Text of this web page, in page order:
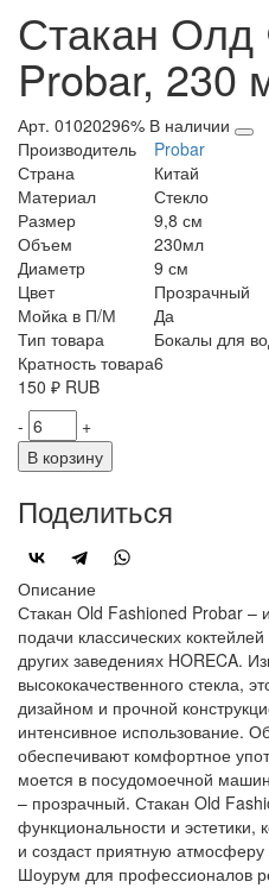
Стакан
Probar, 230
Арт. 01020296% В наличии
Производитель
Probar
Страна
Китай
Материал
Стекло
Размер
9,8 см
Объем
230мл
Диаметр
9 см
Цвет
Прозрачный
Мойка в П/М
Да
Тип товара
Бокалы для
Кратность товара6
150 ₽ RUB
-
+
В корзину
Поделиться
Описание
Стакан Old Fashioned Probar –
подачи классических
других заведениях HORECA.
высококачественного стекла,
дизайном и прочной
интенсивное использование.
обеспечивают комфортное
моется в посудомоечной
– прозрачный. Стакан Old
функциональности и эстетики,
и создаст приятную атмосферу
Шоурум для профессионалов